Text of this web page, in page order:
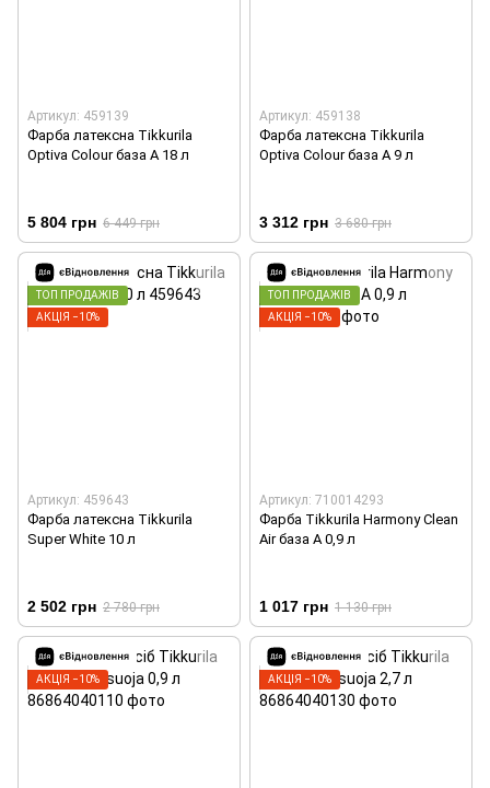
Артикул: 459139
Фарба латексна Tikkurila
Optiva Colour база А 18 л
5 804 грн 6 449 грн
Артикул: 459138
Фарба латексна Tikkurila
Optiva Colour база А 9 л
3 312 грн 3 680 грн
ТОП ПРОДАЖІВ
АКЦІЯ −10%
Артикул: 459643
Фарба латексна Tikkurila
Super White 10 л
2 502 грн 2 780 грн
ТОП ПРОДАЖІВ
АКЦІЯ −10%
Артикул: 710014293
Фарба Tikkurila Harmony Clean
Air база А 0,9 л
1 017 грн 1 130 грн
АКЦІЯ −10% АКЦІЯ −10%